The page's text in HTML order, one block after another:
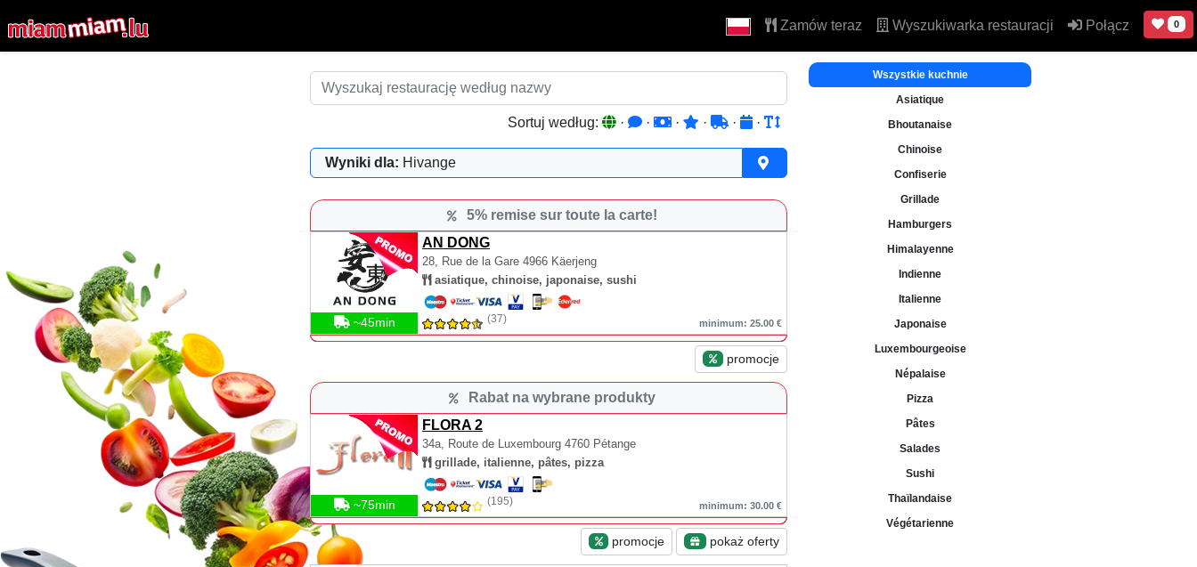
Zamów teraz Wyszukiwarka restauracji Połącz 0
Sortuj według: · · · · · ·
Wyniki dla: Hivange
5% remise sur toute la carte!
AN DONG
28, Rue de la Gare 4966 Käerjeng
asiatique, chinoise, japonaise, sushi
~45min (37) minimum: 25.00 €
promocje
Rabat na wybrane produkty
FLORA 2
34a, Route de Luxembourg 4760 Pétange
grillade, italienne, pâtes, pizza
~75min (195) minimum: 30.00 €
promocje pokaż oferty
Wszystkie kuchnie
Asiatique
Bhoutanaise
Chinoise
Confiserie
Grillade
Hamburgers
Himalayenne
Indienne
Italienne
Japonaise
Luxembourgeoise
Népalaise
Pizza
Pâtes
Salades
Sushi
Thaïlandaise
Végétarienne